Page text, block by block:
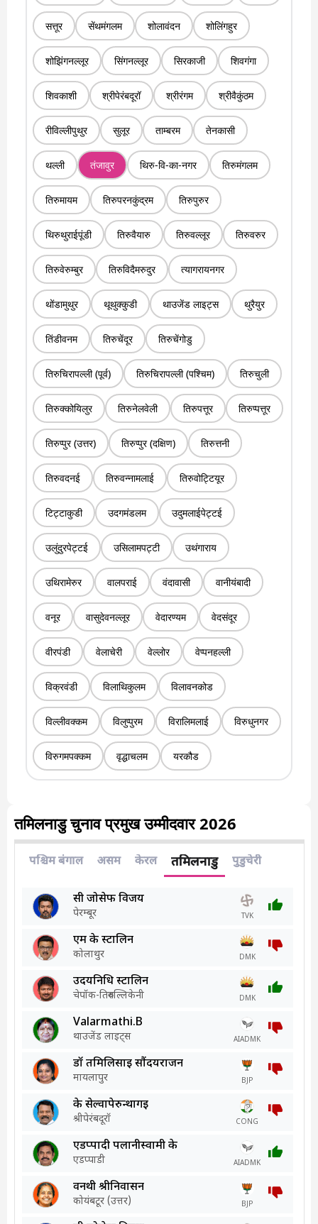
सत्तूर सेंथमंगलम शोलावंदन शोलिंगहुर
शोझिंगनल्लूर सिंगनल्लूर सिरकाजी शिवगंगा
शिवकाशी श्रीपेरंबदूरॉ श्रीरंगम श्रीवैकुंठम
रीविल्लीपुथुर सुलूर ताम्बरम तेनकासी
थल्ली तंजावुर थिरु-वि-का-नगर तिरुमंगलम
तिरुमायम तिरुपरनकुंद्रम तिरुपुरुर
थिरुथुराईपूंडी तिरुवैयारु तिरुवल्लूर तिरुवरुर
तिरुवेरुम्बुर तिरुविदैमरुदुर त्यागरायनगर
थोंडामुथुर थूथुक्कुडी थाउजेंड लाइट्स थुरैयुर
तिंडीवनम तिरुचेंदूर तिरुचेंगोडु
तिरुचिरापल्ली (पूर्व) तिरुचिरापल्ली (पश्चिम) तिरुचुली
तिरुक्कोयिलुर तिरुनेलवेली तिरुपत्तूर तिरुप्पत्तूर
तिरुप्पुर (उत्तर) तिरुप्पुर (दक्षिण) तिरुत्तनी
तिरुवदनई तिरुवन्नामलाई तिरुवोट्टियूर
टिट्टाकुडी उदगमंडलम उदुमलाईपेट्टई
उलुंदुरपेट्टई उसिलामपट्टी उथंगाराय
उथिरामेरुर वालपराई वंदावासी वानीयंबादी
वनूर वासुदेवनल्लूर वेदारण्यम वेदसंदूर
वीरपंडी वेलाचेरी वेल्लोर वेप्पनहल्ली
विक्रवंडी विलाथिकुलम विलावनकोड
विल्लीवक्कम विलुप्पुरम विरालिमलाई विरुधुनगर
विरुगमपक्कम वृद्धाचलम यरकौड
तमिलनाडु चुनाव प्रमुख उम्मीदवार 2026